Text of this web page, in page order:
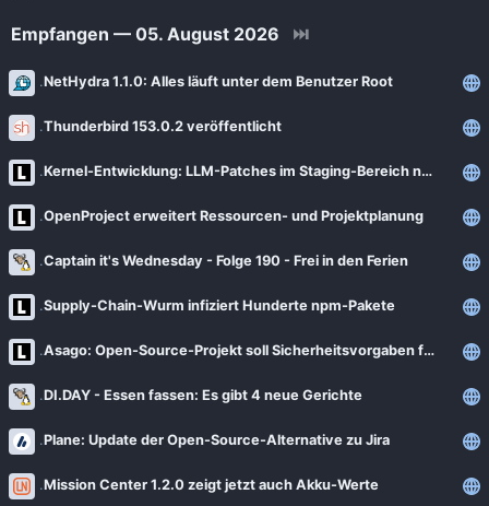
Empfangen — 05. August 2026 ⏭
NetHydra 1.1.0: Alles läuft unter dem Benutzer Root
Thunderbird 153.0.2 veröffentlicht
Kernel-Entwicklung: LLM-Patches im Staging-Bereich nun verboten
OpenProject erweitert Ressourcen- und Projektplanung
Captain it's Wednesday - Folge 190 - Frei in den Ferien
Supply-Chain-Wurm infiziert Hunderte npm-Pakete
Asago: Open-Source-Projekt soll Sicherheitsvorgaben für KI automatisieren
DI.DAY - Essen fassen: Es gibt 4 neue Gerichte
Plane: Update der Open-Source-Alternative zu Jira
Mission Center 1.2.0 zeigt jetzt auch Akku-Werte